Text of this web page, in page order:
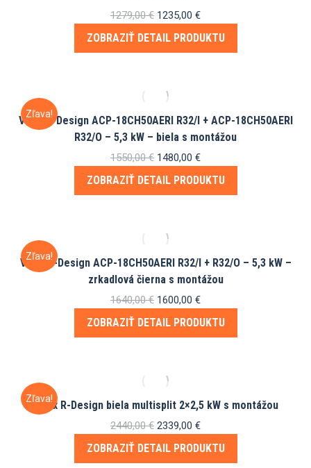
1279,00€ Pôvodná
cena
1235,00 €Aktuálna
cena
ZOBRAZIŤ DETAIL PRODUKTU
Zľava!
Vivax R-Design ACP-18CH50AERI R32/I + ACP-18CH50AERI
R32/O – 5,3 kW – biela s montážou
1550,00€ Pôvodná
cena
1480,00 €Aktuálna
cena
ZOBRAZIŤ DETAIL PRODUKTU
Zľava!
Vivax R-Design ACP-18CH50AERI R32/I + R32/O – 5,3 kW –
zrkadlová čierna s montážou
1640,00€ Pôvodná
cena
1600,00 €Aktuálna
cena
ZOBRAZIŤ DETAIL PRODUKTU
Zľava!
Vivax R-Design biela multisplit 2×2,5 kW s montážou
2440,00€ Pôvodná
cena
2339,00 €Aktuálna
cena
ZOBRAZIŤ DETAIL PRODUKTU